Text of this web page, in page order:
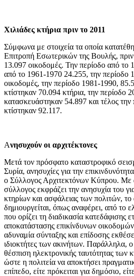
Χιλιάδες κτήρια πριν το 2011
Σύμφωνα με στοιχεία τα οποία
Επιτροπή Εσωτερικών της Βουλής,
13.097 οικοδομές. Την περίοδο από το
από το 1961-1970 24.255, την περίοδο
οικοδομές, την περίοδο 1981-1990,
κτίστηκαν 70.094 κτήρια, την περίοδο
κατασκευάστηκαν 54.897 και τέλος την
κτίστηκαν 92.117.
Ανησυχούν οι αρχιτέκτονες
Μετά τον πρόσφατο καταστροφικό
Συρία, ανησυχίες για την
ο Σύλλογος Αρχιτεκτόνων Κύπρου. Με
σύλλογος εκφράζει την ανησυχία του
κτηρίων και ασφάλειας των πολιτών,
δημιουργείται, όπως αναφέρει, από το
που ορίζει τη διαδικασία κατεδάφισης
αποκατάστασης επικίνδυνων
αδυναμία σύνταξης και επίδοσης
ιδιοκτήτες των ακινήτων. Παράλληλα,
θέσπιση ηλεκτρονικής ταυτότητας των
ώστε η πολιτεία να αποκτήσει
επίπεδο, είτε πρόκειται για δημόσιο,